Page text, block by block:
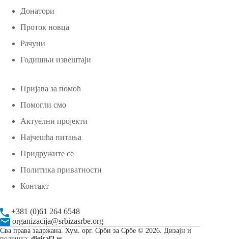
Донатори
Проток новца
Рачуни
Годишњи извештаји
Пријава за помоћ
Помогли смо
Актуелни пројекти
Најчешћа питања
Придружите се
Политика приватности
Контакт
+381 (0)61 264 6548
organizacija@srbizasrbe.org
Сва права задржана. Хум. орг. Срби за Србе © 2026. Дизајн и